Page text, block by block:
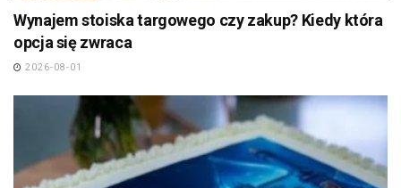
Wynajem stoiska targowego czy zakup? Kiedy która
opcja się zwraca
2026-08-01